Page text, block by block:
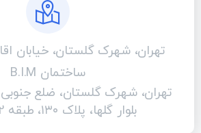
ساختمان B.I.M
تهران، شهرک گلستان، ضلع
بلوار گلها، پلاک ۱۳۰، طبقه 2، واحد۳